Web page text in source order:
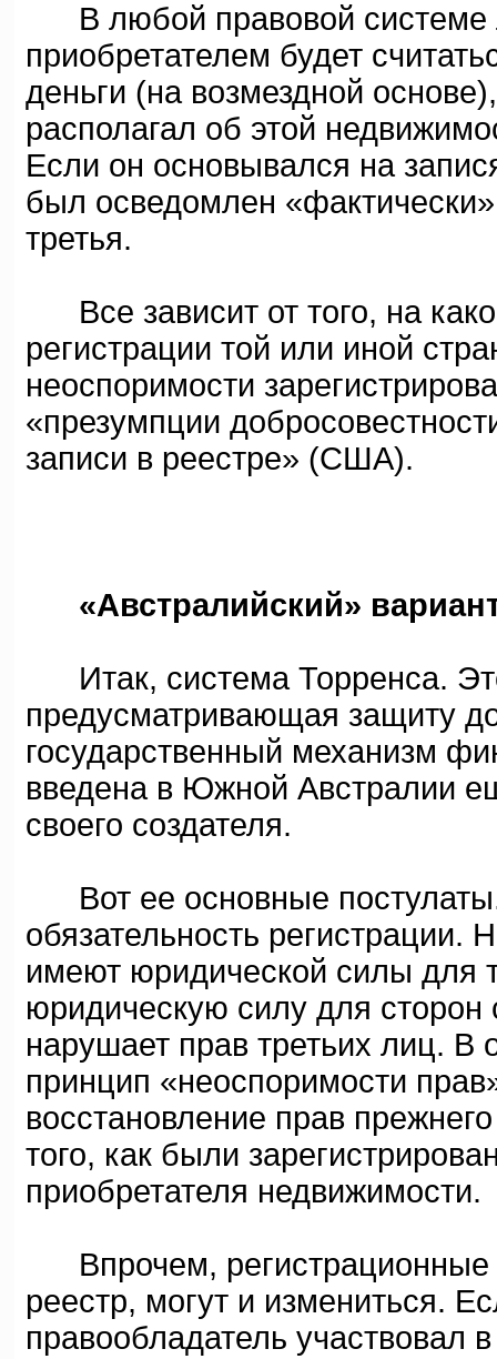
В любой правовой системе
приобретателем будет
деньги (на возмездной
располагал об этой
Если он основывался на
был осведомлен
третья.
Все зависит от того, на
регистрации той или иной
неоспоримости
«презумпции
записи в реестре» (США).
«Австралийский»
Итак, система Торренса.
предусматривающая защиту
государственный механизм
введена в Южной Австралии
своего создателя.
Вот ее основные
обязательность регистрации.
имеют юридической силы для
юридическую силу для сторон
нарушает прав третьих лиц. В
принцип «неоспоримости
восстановление прав
того, как были
приобретателя недвижимости.
Впрочем, регистрационные
реестр, могут и измениться.
правообладатель участвовал